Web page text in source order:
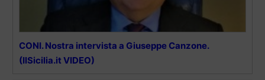
CONI. Nostra intervista a Giuseppe Canzone.
(IlSicilia.it VIDEO)